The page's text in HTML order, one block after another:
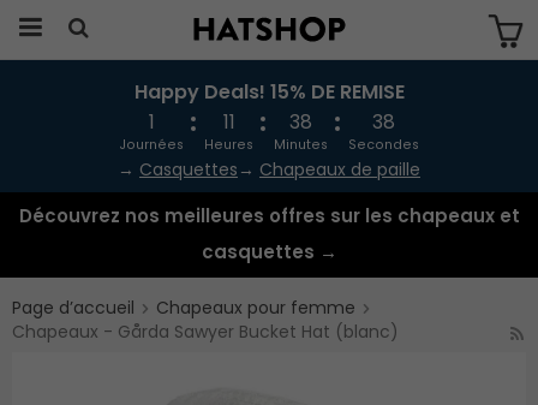
Produkten har blivit tillagd i varukorgen
Happy Deals! 15% DE REMISE
1
Journées
11
Heures
38
Minutes
38
Secondes
→ Casquettes → Chapeaux de paille
Découvrez nos meilleures offres sur les chapeaux et
casquettes →
Page d’accueil
Chapeaux pour femme
Chapeaux - Gårda Sawyer Bucket Hat (blanc)